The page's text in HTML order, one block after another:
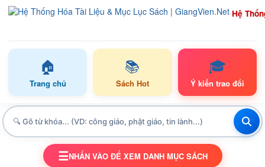
Hệ
🏠
Trang chủ
📚
Sách Hot
🎓
Ý kiến trao đổi
TOGGLE NAVIGATION
☰NHẤN VÀO ĐỂ XEM DANH MỤC SÁCH